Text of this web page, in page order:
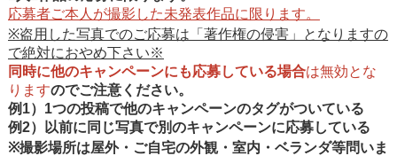
応募者ご本人が撮影した未発表作品に限ります。
※盗用した写真でのご応募は「著作権の侵害」となりますの
で絶対におやめ下さい※
同時に他のキャンペーンにも応募している場合は無効とな
りますのでご注意ください。
例1）1つの投稿で他のキャンペーンのタグがついている
例2）以前に同じ写真で別のキャンペーンに応募している
※撮影場所は屋外・ご自宅の外観・室内・ベランダ等問いま